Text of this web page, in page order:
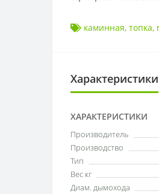
каминная, топка,
Характеристики
ХАРАКТЕРИСТИКИ
Производитель
Производство
Тип
Вес кг
Диам. дымохода